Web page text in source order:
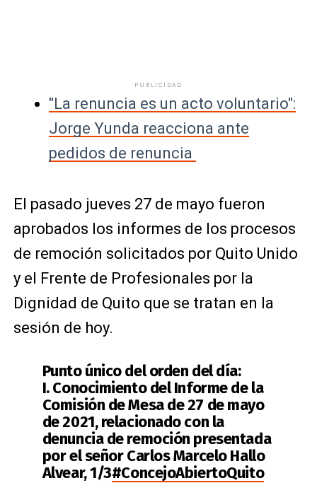
PUBLICIDAD
"La renuncia es un acto voluntario":
Jorge Yunda reacciona ante
pedidos de renuncia
El pasado jueves 27 de mayo fueron
aprobados los informes de los procesos
de remoción solicitados por Quito Unido
y el Frente de Profesionales por la
Dignidad de Quito que se tratan en la
sesión de hoy.
Punto único del orden del día:
I. Conocimiento del Informe de la
Comisión de Mesa de 27 de mayo
de 2021, relacionado con la
denuncia de remoción presentada
por el señor Carlos Marcelo Hallo
Alvear, 1/3#ConcejoAbiertoQuito